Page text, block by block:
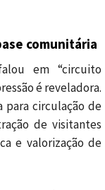
comunitária
em “circuito
é reveladora.
circulação de
de visitantes
e valorização de